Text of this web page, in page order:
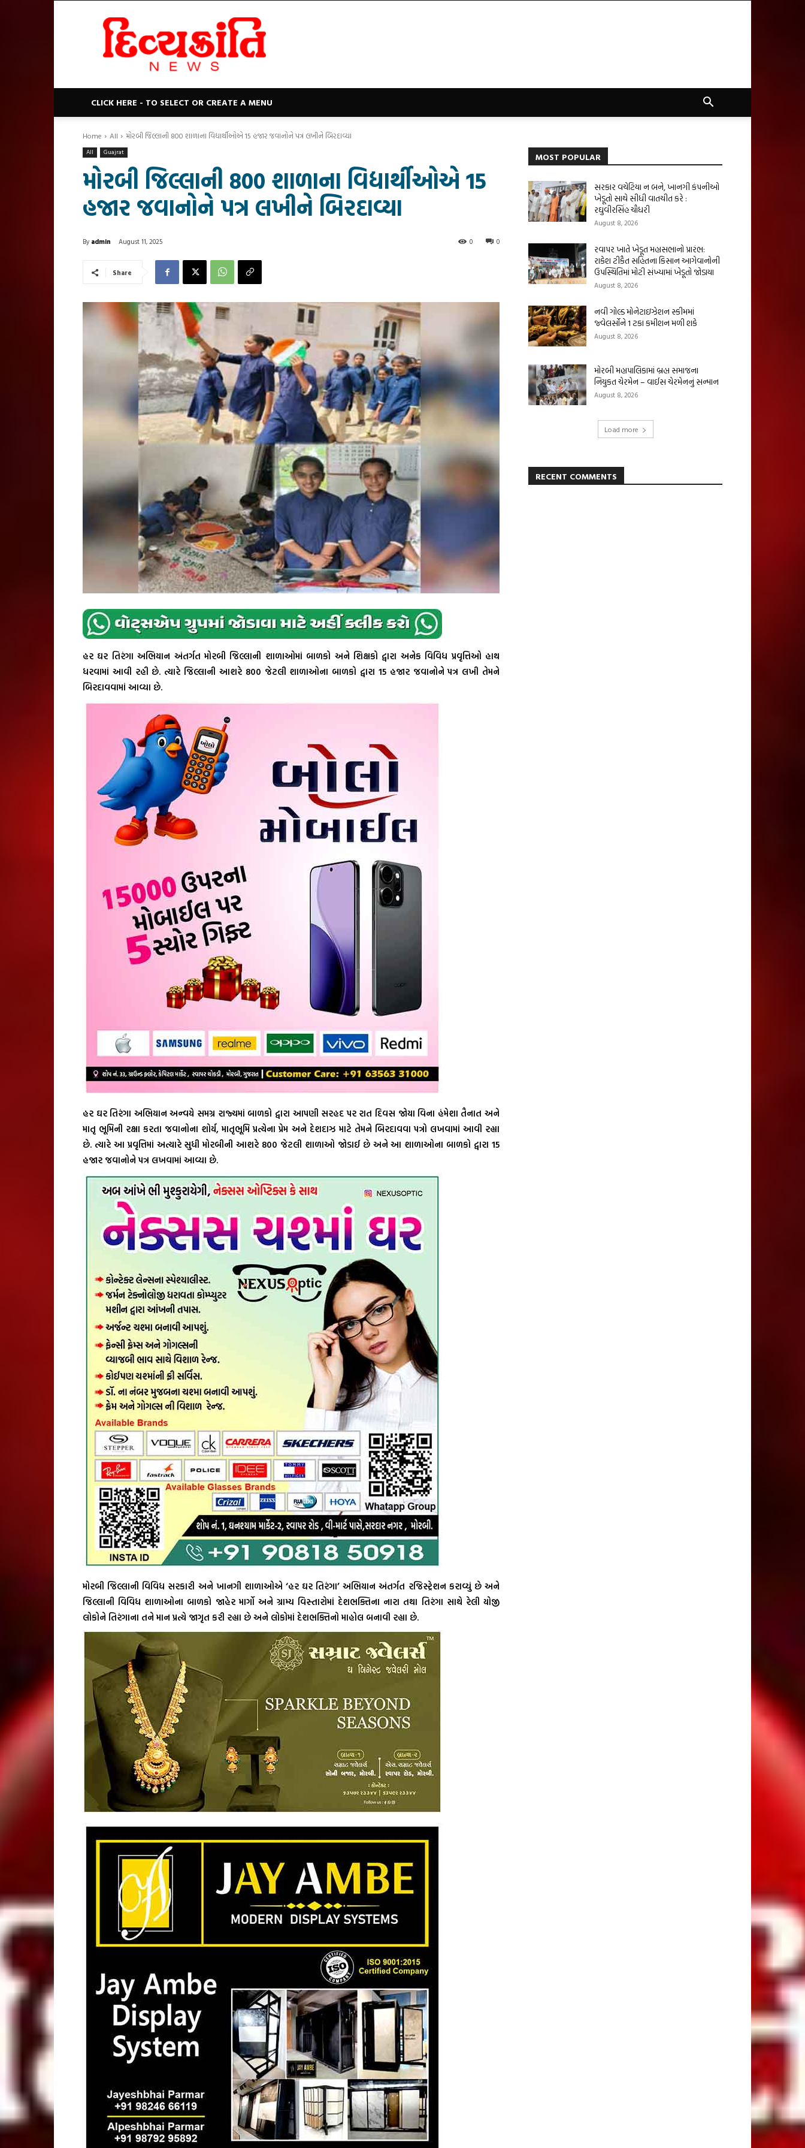
Divyakranti
News
CLICK HERE - TO SELECT OR CREATE A MENU
Home All મોરબી જિલ્લાની 800 શાળાના વિદ્યાર્થીઓએ 15 હજાર જવાનોને પત્ર લખીને બિરદાવ્યા
All Guajrat
મોરબી જિલ્લાની 800 શાળાના વિદ્યાર્થીઓએ 15
હજાર જવાનોને પત્ર લખીને બિરદાવ્યા
By admin August 11, 2025 0
0
Share
હર ઘર તિરંગા અભિયાન અંતર્ગત મોરબી જિલ્લાની શાળાઓમાં બાળકો અને શિક્ષકો દ્વારા અનેક વિવિધ પ્રવૃત્તિઓ હાથ
ધરવામાં આવી રહી છે. ત્યારે જિલ્લાની આશરે 800 જેટલી શાળાઓના બાળકો દ્વારા 15 હજાર જવાનોને પત્ર લખી તેમને
બિરદાવવામાં આવ્યા છે.
હર ઘર તિરંગા અભિયાન અન્વયે સમગ્ર રાજ્યમાં બાળકો દ્વારા આપણી સરહદ પર રાત દિવસ જોયા વિના હંમેશા તૈનાત અને
માતૃ ભૂમિની રક્ષા કરતા જવાનોના શોર્ય, માતૃભૂમિ પ્રત્યેના પ્રેમ અને દેશદાઝ માટે તેમને બિરદાવવા પત્રો લખવામાં આવી રહ્યા
છે. ત્યારે આ પ્રવૃત્તિમાં અત્યારે સુધી મોરબીની આશરે 800 જેટલી શાળાઓ જોડાઈ છે અને આ શાળાઓના બાળકો દ્વારા 15
હજાર જવાનોને પત્ર લખવામાં આવ્યા છે.
મોરબી જિલ્લાની વિવિધ સરકારી અને ખાનગી શાળાઓએ ‘હર ઘર તિરંગા’ અભિયાન અંતર્ગત રજિસ્ટ્રેશન કરાવ્યું છે અને
જિલ્લાની વિવિધ શાળાઓના બાળકો જાહેર માર્ગો અને ગ્રામ્ય વિસ્તારોમાં દેશભક્તિના નારા તથા તિરંગા સાથે રેલી યોજી
લોકોને તિરંગાના તને માન પ્રત્યે જાગૃત કરી રહ્યા છે અને લોકોમાં દેશભક્તિનો માહોલ બનાવી રહ્યા છે.
MOST POPULAR
સરકાર વચેટિયા ન બને, ખાનગી કંપનીઓ
ખેડૂતો સાથે સીધી વાતચીત કરે :
રઘુવીરસિંહ ચૌધરી
August 8, 2026
રવાપર ખાતે ખેડૂત મહાસભાનો પ્રારંભ:
રાકેશ ટીકૈત સહિતના કિસાન આગેવાનોની
ઉપસ્થિતિમાં મોટી સંખ્યામાં ખેડૂતો જોડાયા
August 8, 2026
નવી ગોલ્ડ મોનેટાઇઝેશન સ્કીમમાં
જ્વેલર્સોને 1 ટકા કમીશન મળી શકે
August 8, 2026
મોરબી મહાપાલિકામાં બ્રહ્મ સમાજના
નિયુકત ચેરમેન – વાઈસ ચેરમેનનું સન્માન
August 8, 2026
Load more
RECENT COMMENTS